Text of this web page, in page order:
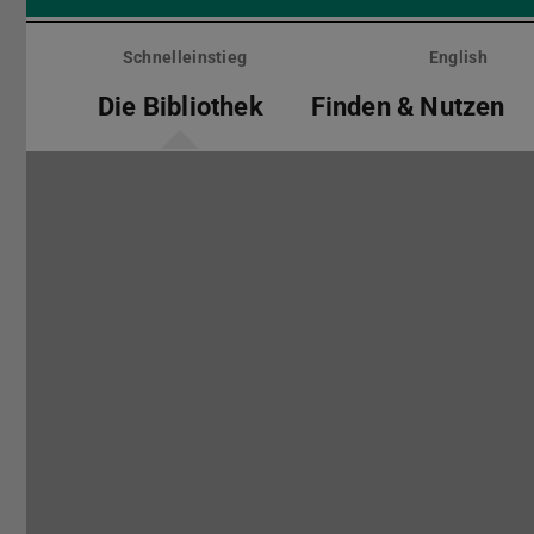
Menü
überspringenSchnelleinstieg English
Die Bibliothek Finden & Nutzen